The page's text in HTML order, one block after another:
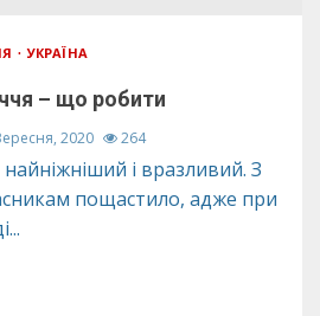
УКРАЇНА
– що робити
2020 264
і вразливий. З
пощастило, адже при